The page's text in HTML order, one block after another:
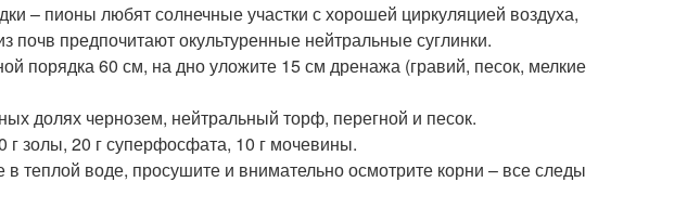
– пионы любят солнечные участки с хорошей циркуляцией воздуха,
предпочитают окультуренные нейтральные суглинки.
порядка 60 см, на дно уложите 15 см дренажа (гравий, песок, мелкие
долях чернозем, нейтральный торф, перегной и песок.
г золы, 20 г суперфосфата, 10 г мочевины.
теплой воде, просушите и внимательно осмотрите корни – все следы